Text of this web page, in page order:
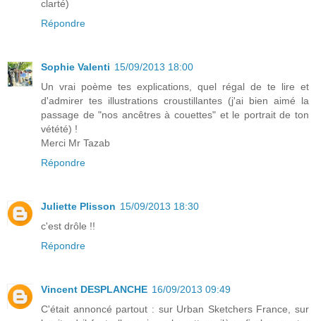
clarté)
Répondre
Sophie Valenti 15/09/2013 18:00
Un vrai poème tes explications, quel régal de te lire et
d'admirer tes illustrations croustillantes (j'ai bien aimé la
passage de "nos ancêtres à couettes" et le portrait de ton
vétété) !
Merci Mr Tazab
Répondre
Juliette Plisson 15/09/2013 18:30
c'est drôle !!
Répondre
Vincent DESPLANCHE 16/09/2013 09:49
C'était annoncé partout : sur Urban Sketchers France, sur